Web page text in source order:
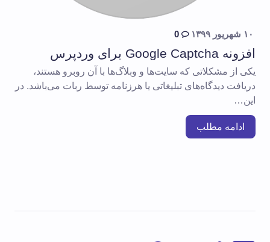
۱۰ شهریور ۱۳۹۹ 0
افزونه Google Captcha برای وردپرس
یکی از مشکلاتی که سایت‌ها و وبلاگ‌ها با آن روبرو هستند،
دریافت دیدگاه‌های تبلیغاتی یا هرزنامه توسط ربات می‌باشد. در
این…
ادامه مطلب